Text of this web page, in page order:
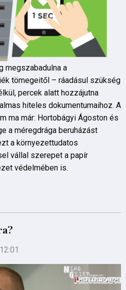
megszabadulna a
tömegeitől – ráadásul szükség
percek alatt hozzájutna
hiteles dokumentumaihoz. A
ma már: Hortobágyi Ágoston és
a méregdrága beruházást
a környezettudatos
vállal szerepet a papír
védelmében is.